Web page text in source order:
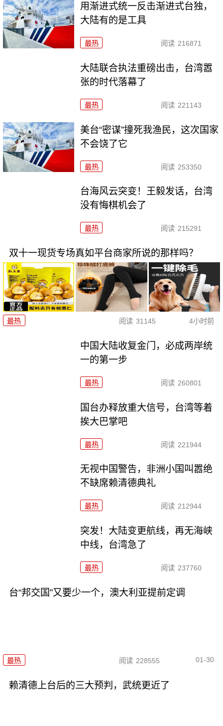
用渐进式统一反击渐进式台独，
大陆有的是工具
最热 阅读 216871
大陆联合执法重磅出击，台湾嚣
张的时代落幕了
最热 阅读 221143
美台“密谋”撞死我渔民，这次国家
不会饶了它
最热 阅读 253350
台海风云突变！王毅发话，台湾
没有悔棋机会了
最热 阅读 215291
双十一现货专场真如平台商家所说的那样吗？
最热 阅读 31145 4小时前
中国大陆收复金门，必成两岸统
一的第一步
最热 阅读 260801
国台办释放重大信号，台湾等着
挨大巴掌吧
最热 阅读 221944
无视中国警告，非洲小国叫嚣绝
不缺席赖清德典礼
最热 阅读 212944
突发！大陆变更航线，再无海峡
中线，台湾急了
最热 阅读 237760
台“邦交国”又要少一个，澳大利亚提前定调
最热 阅读 228555 01-30
赖清德上台后的三大预判，武统更近了